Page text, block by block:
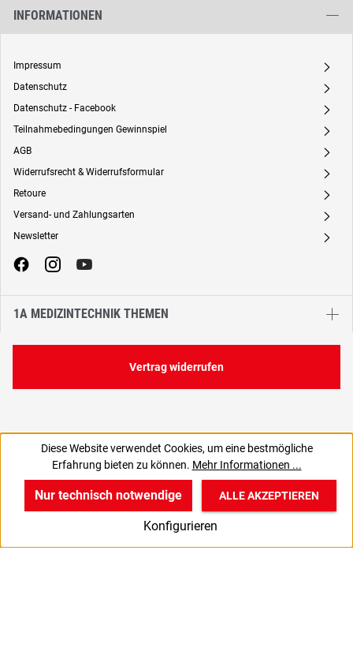
97,10 €
INFORMATIONEN
Impressum A
Datenschutz A
Datenschutz - Facebook A
Teilnahmebedingungen Gewinnspiel A
AGB A
Widerrufsrecht & Widerrufsformular A
Retoure A
Versand- und Zahlungsarten A
Newsletter A
1A MEDIZINTECHNIK THEMEN
Vertrag widerrufen
Diese Website verwendet Cookies, um eine bestmögliche
Erfahrung bieten zu können. Mehr Informationen ...
Nur technisch notwendige
Konfigurieren
ALLE AKZEPTIEREN
v
Produkte
B